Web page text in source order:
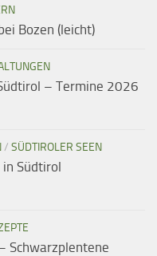
Bozen (leicht)
– Termine 2026
/ SÜDTIROLER SEEN
in Südtirol
Schwarzplentene